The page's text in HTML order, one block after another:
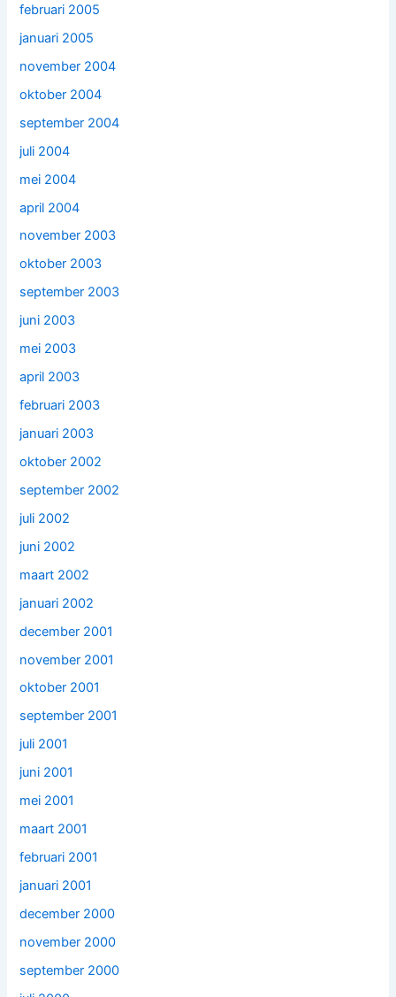
februari 2005
januari 2005
november 2004
oktober 2004
september 2004
juli 2004
mei 2004
april 2004
november 2003
oktober 2003
september 2003
juni 2003
mei 2003
april 2003
februari 2003
januari 2003
oktober 2002
september 2002
juli 2002
juni 2002
maart 2002
januari 2002
december 2001
november 2001
oktober 2001
september 2001
juli 2001
juni 2001
mei 2001
maart 2001
februari 2001
januari 2001
december 2000
november 2000
september 2000